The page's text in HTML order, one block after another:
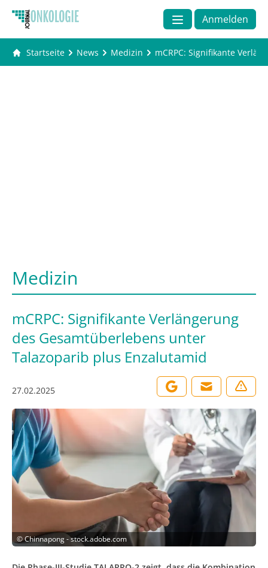
Anmelden
Startseite News Medizin mCRPC: Signifikante
Medizin
mCRPC: Signifikante Verlängerung
des Gesamtüberlebens unter
Talazoparib plus Enzalutamid
27.02.2025
©Chinnapong - stock.adobe.com